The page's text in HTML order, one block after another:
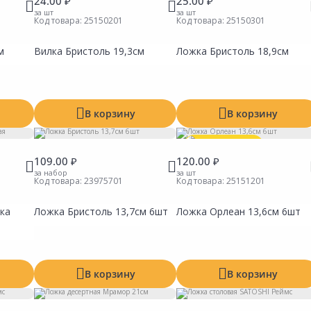
за шт
Код товара: 25150201
Вилка Бристоль 19,3см
В корзину
за шт
Код товара: 25150301
Ложка Бристоль 18,9см
В корзину
109.00 ₽
за набор
Код товара: 23975701
Ложка Бристоль 13,7см 6шт
В корзину
120.00 ₽
за шт
Код товара: 25151201
Ложка Орлеан 13,6см 6шт
В корзину